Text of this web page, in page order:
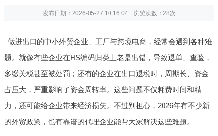
发布日期：2026-05-27 10:16:04 浏览次数： 28次
做进出口的中小外贸企业、工厂与跨境电商，经常会遇到各种难
题。就像有些企业在HS编码归类上老是出错，导致退单、查验，
多缴关税甚至被处罚；还有的企业在出口退税时，周期长、资金
占压大，严重影响了资金周转率。这些问题不仅耗费时间和精
力，还可能给企业带来经济损失。不过别担心，2026年有不少新
的外贸政策，也有靠谱的代理企业能帮大家解决这些难题。